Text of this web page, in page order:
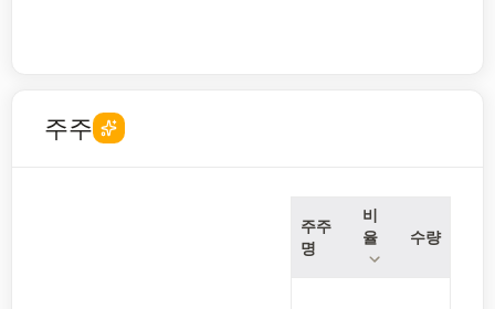
주주
주주
명
비
율
수량